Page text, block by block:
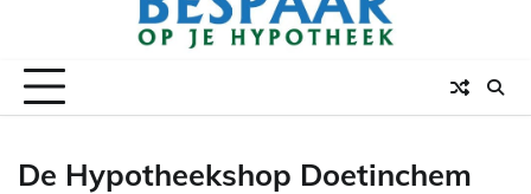
De Hypotheekshop Doetinchem